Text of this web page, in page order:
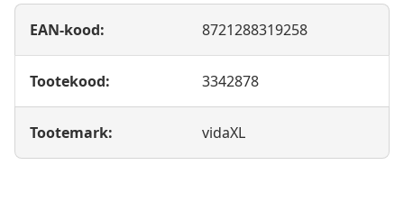
EAN-kood: 8721288319258
Tootekood: 3342878
Tootemark: vidaXL